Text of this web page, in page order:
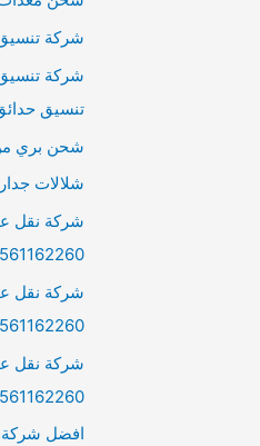
شركة تنسيق
تنسيق
شحن بري من
شلالات جداريه
شركة نقل
شركة نقل
شركة نقل
افضل شركة